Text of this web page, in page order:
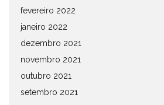
fevereiro 2022
janeiro 2022
dezembro 2021
novembro 2021
outubro 2021
setembro 2021